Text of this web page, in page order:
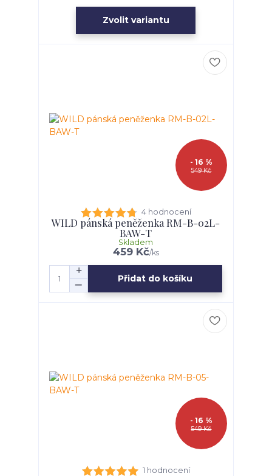
Zvolit variantu
549 Kč
- 16 %
4 hodnocení
WILD pánská peněženka RM-B-02L-
BAW-T
459 Kč/ks
Skladem
Přidat do košíku
549 Kč
- 16 %
1 hodnocení